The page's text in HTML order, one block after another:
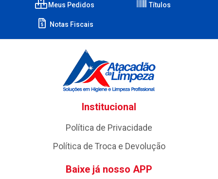
Meus Pedidos Títulos
Notas Fiscais
Institucional
Política de Privacidade
Política de Troca e Devolução
Baixe já nosso APP